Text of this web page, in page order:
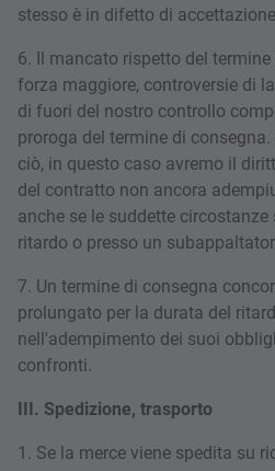
stesso è in difetto di
6. Il mancato rispetto del
forza maggiore, controversie di
di fuori del nostro controllo
proroga del termine di
ciò, in questo caso avremo il
del contratto non ancora
anche se le suddette
ritardo o presso un
7. Un termine di consegna
prolungato per la durata del
nell'adempimento dei suoi
confronti.
III. Spedizione, trasporto
1. Se la merce viene spedita su